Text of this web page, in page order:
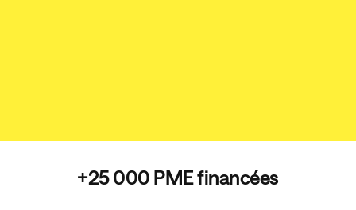
+25 000 PME financées